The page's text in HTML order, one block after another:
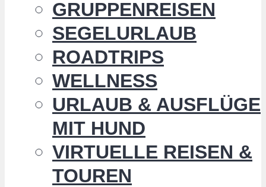
GRUPPENREISEN
SEGELURLAUB
ROADTRIPS
WELLNESS
URLAUB & AUSFLÜGE
MIT HUND
VIRTUELLE REISEN &
TOUREN